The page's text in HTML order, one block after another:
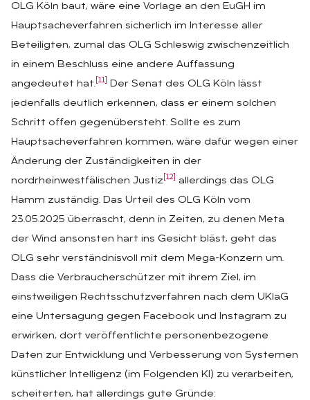
OLG Köln baut, wäre eine Vorlage an den EuGH im
Hauptsacheverfahren sicherlich im Interesse aller
Beteiligten, zumal das OLG Schleswig zwischenzeitlich
in einem Beschluss eine andere Auffassung
angedeutet hat. [11]
Der Senat des OLG Köln lässt
jedenfalls deutlich erkennen, dass er einem solchen
Schritt offen gegenübersteht. Sollte es zum
Hauptsacheverfahren kommen, wäre dafür wegen einer
Änderung der Zuständigkeiten in der
nordrheinwestfälischen Justiz [12]
allerdings das OLG
Hamm zuständig. Das Urteil des OLG Köln vom
23.05.2025 überrascht, denn in Zeiten, zu denen Meta
der Wind ansonsten hart ins Gesicht bläst, geht das
OLG sehr verständnisvoll mit dem Mega-Konzern um.
Dass die Verbraucherschützer mit ihrem Ziel, im
einstweiligen Rechtsschutzverfahren nach dem UKlaG
eine Untersagung gegen Facebook und Instagram zu
erwirken, dort veröffentlichte personenbezogene
Daten zur Entwicklung und Verbesserung von Systemen
künstlicher Intelligenz (im Folgenden KI) zu verarbeiten,
scheiterten, hat allerdings gute Gründe: